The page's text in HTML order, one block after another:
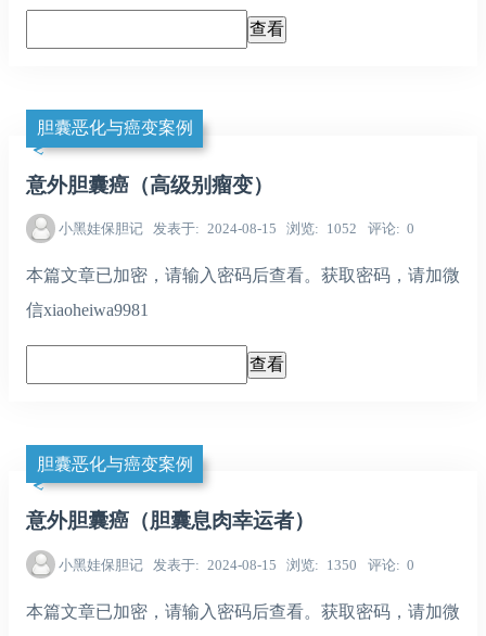
胆囊恶化与癌变案例
意外胆囊癌（高级别瘤变）
小黑娃保胆记 发表于 2024-08-15 浏览 1052 评论 0
本篇文章已加密，请输入密码后查看。获取密码，请加微
信xiaoheiwa9981
胆囊恶化与癌变案例
意外胆囊癌（胆囊息肉幸运者）
小黑娃保胆记 发表于 2024-08-15 浏览 1350 评论 0
本篇文章已加密，请输入密码后查看。获取密码，请加微